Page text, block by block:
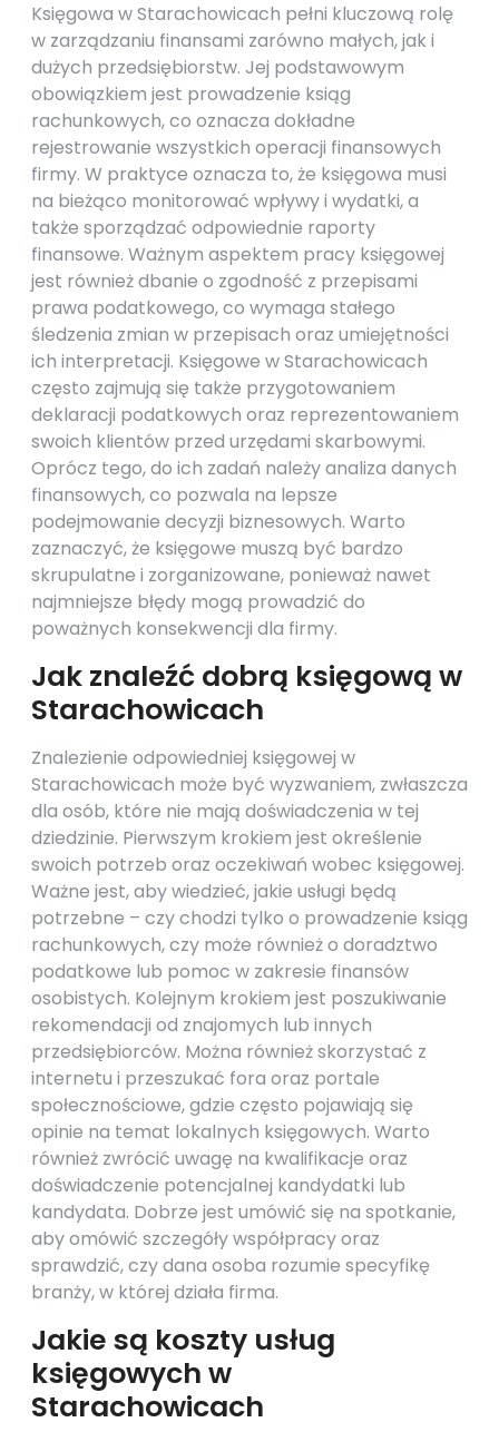
Księgowa w Starachowicach pełni kluczową rolę
w zarządzaniu finansami zarówno małych, jak i
dużych przedsiębiorstw. Jej podstawowym
obowiązkiem jest prowadzenie ksiąg
rachunkowych, co oznacza dokładne
rejestrowanie wszystkich operacji finansowych
firmy. W praktyce oznacza to, że księgowa musi
na bieżąco monitorować wpływy i wydatki, a
także sporządzać odpowiednie raporty
finansowe. Ważnym aspektem pracy księgowej
jest również dbanie o zgodność z przepisami
prawa podatkowego, co wymaga stałego
śledzenia zmian w przepisach oraz umiejętności
ich interpretacji. Księgowe w Starachowicach
często zajmują się także przygotowaniem
deklaracji podatkowych oraz reprezentowaniem
swoich klientów przed urzędami skarbowymi.
Oprócz tego, do ich zadań należy analiza danych
finansowych, co pozwala na lepsze
podejmowanie decyzji biznesowych. Warto
zaznaczyć, że księgowe muszą być bardzo
skrupulatne i zorganizowane, ponieważ nawet
najmniejsze błędy mogą prowadzić do
poważnych konsekwencji dla firmy.
Jak znaleźć dobrą księgową w
Starachowicach
Znalezienie odpowiedniej księgowej w
Starachowicach może być wyzwaniem, zwłaszcza
dla osób, które nie mają doświadczenia w tej
dziedzinie. Pierwszym krokiem jest określenie
swoich potrzeb oraz oczekiwań wobec księgowej.
Ważne jest, aby wiedzieć, jakie usługi będą
potrzebne – czy chodzi tylko o prowadzenie ksiąg
rachunkowych, czy może również o doradztwo
podatkowe lub pomoc w zakresie finansów
osobistych. Kolejnym krokiem jest poszukiwanie
rekomendacji od znajomych lub innych
przedsiębiorców. Można również skorzystać z
internetu i przeszukać fora oraz portale
społecznościowe, gdzie często pojawiają się
opinie na temat lokalnych księgowych. Warto
również zwrócić uwagę na kwalifikacje oraz
doświadczenie potencjalnej kandydatki lub
kandydata. Dobrze jest umówić się na spotkanie,
aby omówić szczegóły współpracy oraz
sprawdzić, czy dana osoba rozumie specyfikę
branży, w której działa firma.
Jakie są koszty usług
księgowych w
Starachowicach